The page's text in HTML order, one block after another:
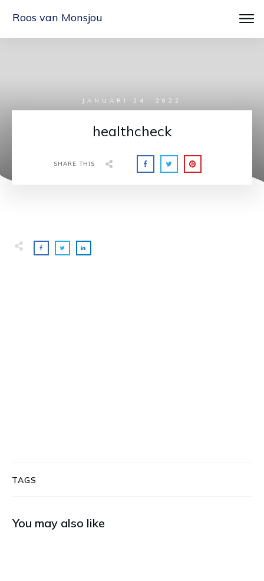
Roos van Monsjou
JANUARI 24, 2022
healthcheck
SHARE THIS
TAGS
You may also like